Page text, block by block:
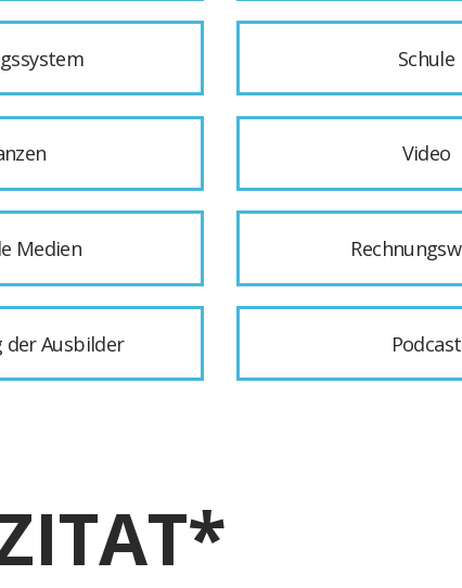
Schule
Video
Medien
der Ausbilder Podcast